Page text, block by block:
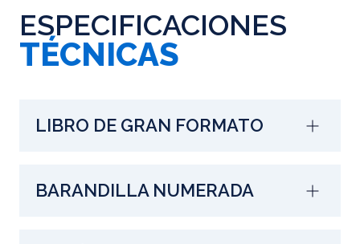
ESPECIFICACIONES
TÉCNICAS
LIBRO DE GRAN FORMATO
BARANDILLA NUMERADA